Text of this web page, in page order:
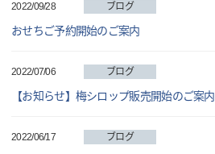
2022/09/28 ブログ
おせちご予約開始のご案内
2022/07/06 ブログ
【お知らせ】梅シロップ販売開始のご案内
2022/06/17 ブログ